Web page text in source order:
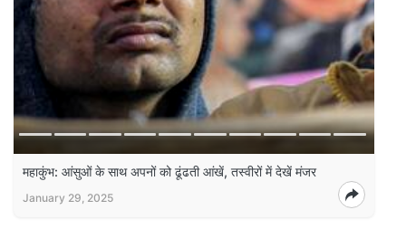
महाकुंभ: आंसुओं के साथ अपनों को ढूंढती आंखें, तस्वीरों में देखें मंजर
January 29, 2025